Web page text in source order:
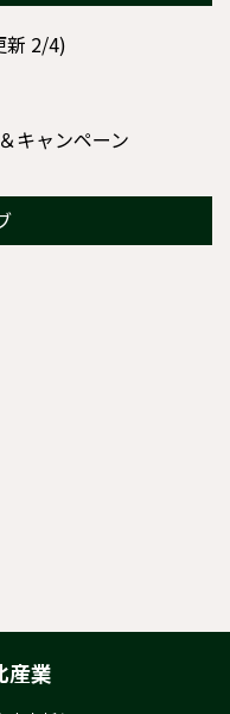
2/4)
キャンペーン
産業